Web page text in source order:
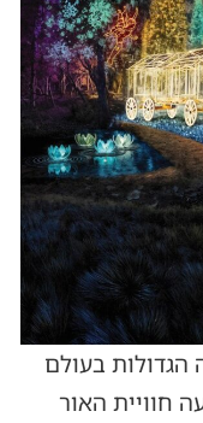
בעולם
חוויית האור